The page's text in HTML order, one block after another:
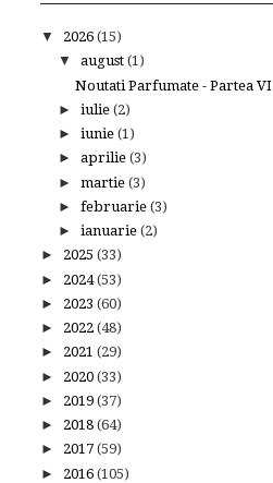
▼ 2026 (15)
▼ august (1)
Noutati Parfumate - Partea VI
► iulie (2)
► iunie (1)
► aprilie (3)
► martie (3)
► februarie (3)
► ianuarie (2)
► 2025 (33)
► 2024(53)
► 2023 (60)
► 2022 (48)
► 2021 (29)
► 2020 (33)
► 2019 (37)
► 2018 (64)
► 2017 (59)
► 2016 (105)